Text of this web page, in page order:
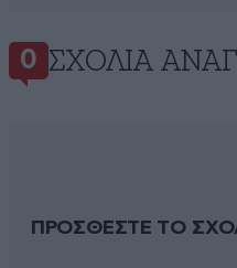
0 ΣΧΌΛΙΑ
ΠΡΟΣΘΕΣΤΕ ΤΟ